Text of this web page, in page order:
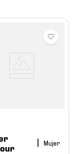
Mujer